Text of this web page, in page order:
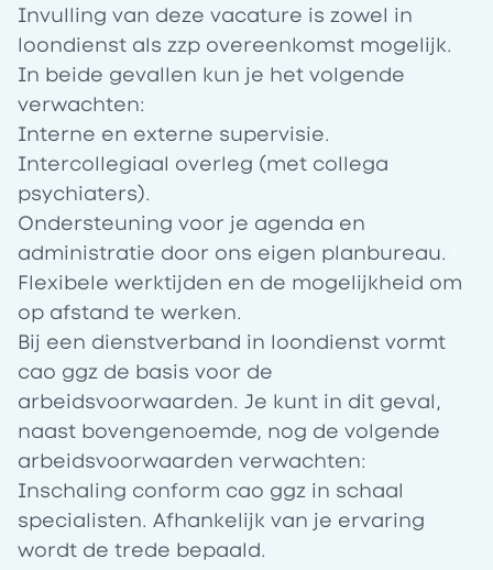
Invulling van deze vacature is zowel in
loondienst als zzp overeenkomst mogelijk.
In beide gevallen kun je het volgende
verwachten:
Interne en externe supervisie.
Intercollegiaal overleg (met collega
psychiaters).
Ondersteuning voor je agenda en
administratie door ons eigen planbureau.
Flexibele werktijden en de mogelijkheid om
op afstand te werken.
Bij een dienstverband in loondienst vormt
cao ggz de basis voor de
arbeidsvoorwaarden. Je kunt in dit geval,
naast bovengenoemde, nog de volgende
arbeidsvoorwaarden verwachten:
Inschaling conform cao ggz in schaal
specialisten. Afhankelijk van je ervaring
wordt de trede bepaald.